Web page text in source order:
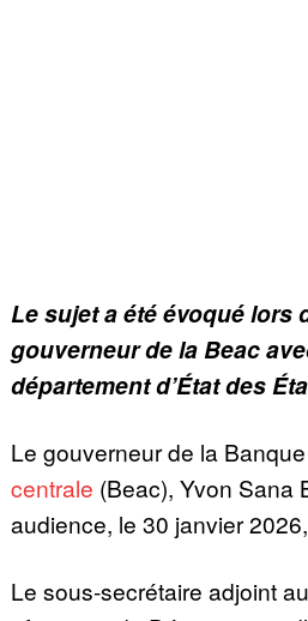
Le sujet a été évoqué lors
gouverneur de la Beac
département d’État des
Le gouverneur de la Banque
centrale (Beac), Yvon Sana
audience, le 30 janvier
Le sous-secrétaire adjoint